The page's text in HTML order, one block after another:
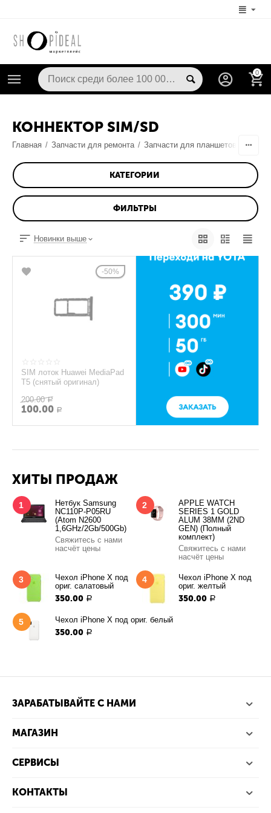
0
КОННЕКТОР SIM/SD
Главная / Запчасти для ремонта / Запчасти для планшетов
КАТЕГОРИИ
ФИЛЬТРЫ
Новинки выше
50%
SIM лоток Huawei MediaPad
T5 (снятый оригинал)
200.00 Р
100.00 Р
ХИТЫ ПРОДАЖ
1
Нетбук Samsung
NC110P-P05RU
(Atom N2600
1,6GHz/2Gb/500Gb)
Свяжитесь с нами
насчёт цены
2
APPLE WATCH
SERIES 1 GOLD
ALUM 38MM (2ND
GEN) (Полный
комплект)
Свяжитесь с нами
насчёт цены
3
Чехол iPhone X под
ориг. салатовый
350.00 Р
4
Чехол iPhone X под
ориг. желтый
350.00 Р
5 Чехол iPhone X под ориг. белый
350.00 Р
ЗАРАБАТЫВАЙТЕ С НАМИ
МАГАЗИН
СЕРВИСЫ
КОНТАКТЫ